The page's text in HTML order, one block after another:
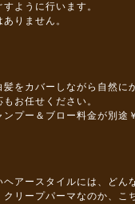
ように行います。
りません。
をカバーしながら自然に
お任せください。
プー＆ブロー料金が別途
アースタイルには、どん
リープパーマなのか、こ